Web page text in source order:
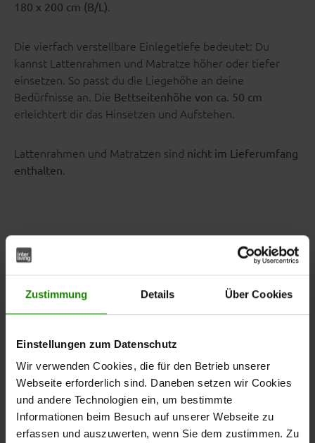
Zustimmung Details Über Cookies
Einstellungen zum Datenschutz
Wir verwenden Cookies, die für den Betrieb unserer
Webseite erforderlich sind. Daneben setzen wir Cookies
und andere Technologien ein, um bestimmte
Informationen beim Besuch auf unserer Webseite zu
erfassen und auszuwerten, wenn Sie dem zustimmen. Zu
180 x 200 cm (B/L).
Die vierfach verstellbare Einlegetiefe bedeutet: Du
kannst Lattenrahmen und Matratze höher oder tiefer
einsetzen. So passt du die Liegehöhe an deine
Bedürfnisse an. Die Bettseitenhöhe von ca. 50 cm
erleichtert dir das Hinsetzen und Aufstehen.
Lattenrahmen und Matratzen sind nicht im Lieferumfang
enthalten.
Angenehme Rückenstütze
durch Kopfteilpolster
graphitfarbenem Kunstlederbezug
bieten dir mehr Komfort beim Sitzen im Bett.
Die Maße je Polster betragen ca. 82 x 19 x 7 cm
(B/LxHxT).